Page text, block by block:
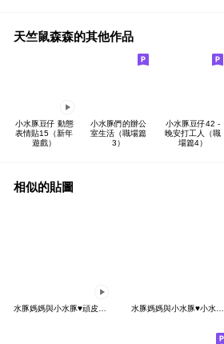
天竺鼠森森的其他作品
小水豚豆仔 動態
表情貼15（新年
遊戲）
小水豚們的辦公
室生活（職場篇
3）
小水豚豆仔42 -
晚安打工人（職
場篇4）
相似的貼圖
水豚媽媽與小水豚♥頑皮小可愛 水豚媽媽與小水豚♥小水豚們的愛恨情仇